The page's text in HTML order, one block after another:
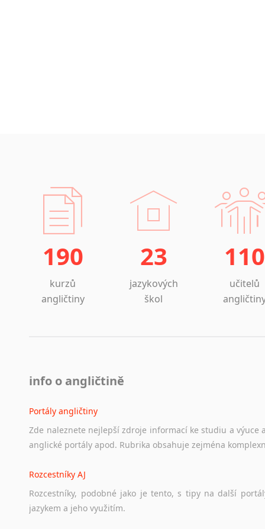
190
kurzů
angličtiny
23
jazykových
škol
110
učitelů
info o angličtině
Portály angličtiny
Zde naleznete nejlepší zdroje informací ke studiu a výuce
anglické portály apod. Rubrika obsahuje zejména
Rozcestníky AJ
Rozcestníky, podobné jako je tento, s tipy na další
jazykem a jeho využitím.